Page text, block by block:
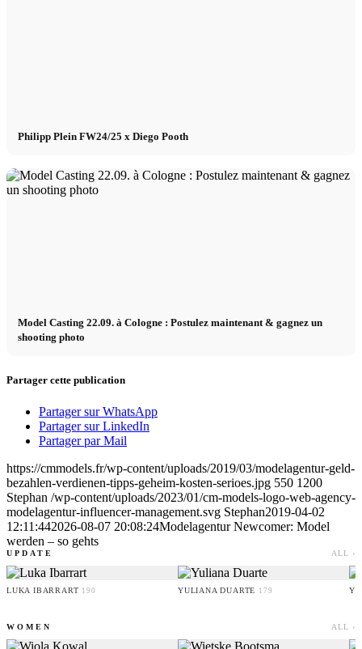
Philipp Plein FW24/25 x Diego Pooth
Model Casting 22.09. à Cologne : Postulez maintenant & gagnez un
shooting photo
Partager cette publication
Partager sur WhatsApp
Partager sur LinkedIn
Partager par Mail
https://cmmodels.fr/wp-content/uploads/2019/03/modelagentur-geld-
bezahlen-verdienen-tipps-geheim-kosten-serioes.jpg 550 1200
Stephan /wp-content/uploads/2023/01/cm-models-logo-web-agency-
modelagentur-influencer-management.svg Stephan2019-04-02
12:11:442026-08-07 20:08:24Modelagentur Newcomer: Model
werden – so gehts
UPDATE ALL ›
LUKA IBARRART 190 YULIANA DUARTE 179
WOMEN ALL ›